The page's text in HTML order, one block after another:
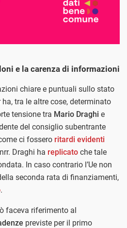
e la carenza di informazioni
chiare e puntuali sullo stato
tra le altre cose, determinato
tensione tra Mario Draghi e
del consiglio subentrante
ci fossero ritardi evidenti
Draghi ha replicato che tale
In caso contrario l’Ue non
seconda rata di finanziamenti,
.
faceva riferimento al
previste per il primo